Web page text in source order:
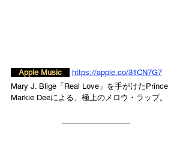
Apple Music
https://apple.co/31CN7G7
Mary J. Blige「Real Love」を手がけたPrince
Markie Deeによる、極上のメロウ・ラップ。